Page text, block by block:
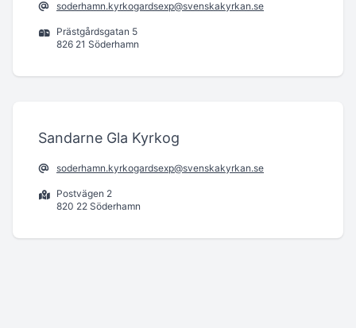
soderhamn.kyrkogardsexp@svenskakyrkan.se
Prästgårdsgatan 5
826 21 Söderhamn
Sandarne Gla Kyrkog
soderhamn.kyrkogardsexp@svenskakyrkan.se
Postvägen 2
820 22 Söderhamn